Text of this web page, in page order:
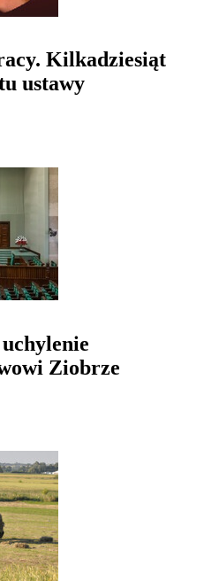
Kilkadziesiąt
ustawy
Ziobrze